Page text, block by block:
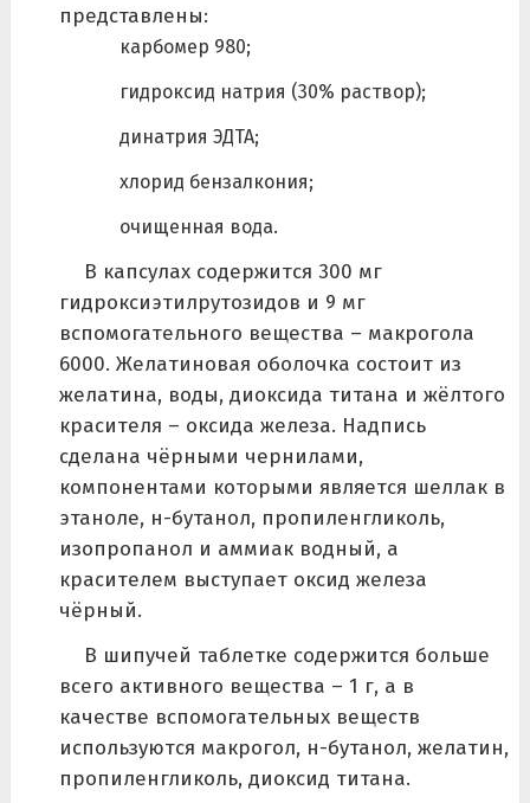
представлены:
карбомер 980;
гидроксид натрия (30% раствор);
динатрия ЭДТА;
хлорид бензалкония;
очищенная вода.
В капсулах содержится 300 мг
гидроксиэтилрутозидов и 9 мг
вспомогательного вещества – макрогола
6000. Желатиновая оболочка состоит из
желатина, воды, диоксида титана и жёлтого
красителя – оксида железа. Надпись
сделана чёрными чернилами,
компонентами которыми является шеллак в
этаноле, н-бутанол, пропиленгликоль,
изопропанол и аммиак водный, а
красителем выступает оксид железа
чёрный.
В шипучей таблетке содержится больше
всего активного вещества – 1 г, а в
качестве вспомогательных веществ
используются макрогол, н-бутанол, желатин,
пропиленгликоль, диоксид титана.